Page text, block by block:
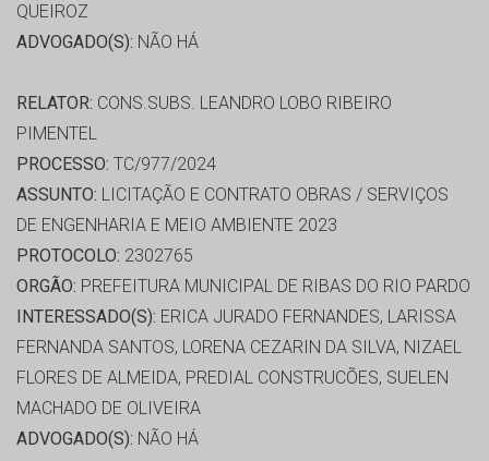
QUEIROZ
ADVOGADO(S): NÃO HÁ
RELATOR: CONS.SUBS. LEANDRO LOBO RIBEIRO
PIMENTEL
PROCESSO: TC/977/2024
ASSUNTO: LICITAÇÃO E CONTRATO OBRAS / SERVIÇOS
DE ENGENHARIA E MEIO AMBIENTE 2023
PROTOCOLO: 2302765
ORGÃO: PREFEITURA MUNICIPAL DE RIBAS DO RIO PARDO
INTERESSADO(S): ERICA JURADO FERNANDES, LARISSA
FERNANDA SANTOS, LORENA CEZARIN DA SILVA, NIZAEL
FLORES DE ALMEIDA, PREDIAL CONSTRUCÕES, SUELEN
MACHADO DE OLIVEIRA
ADVOGADO(S): NÃO HÁ